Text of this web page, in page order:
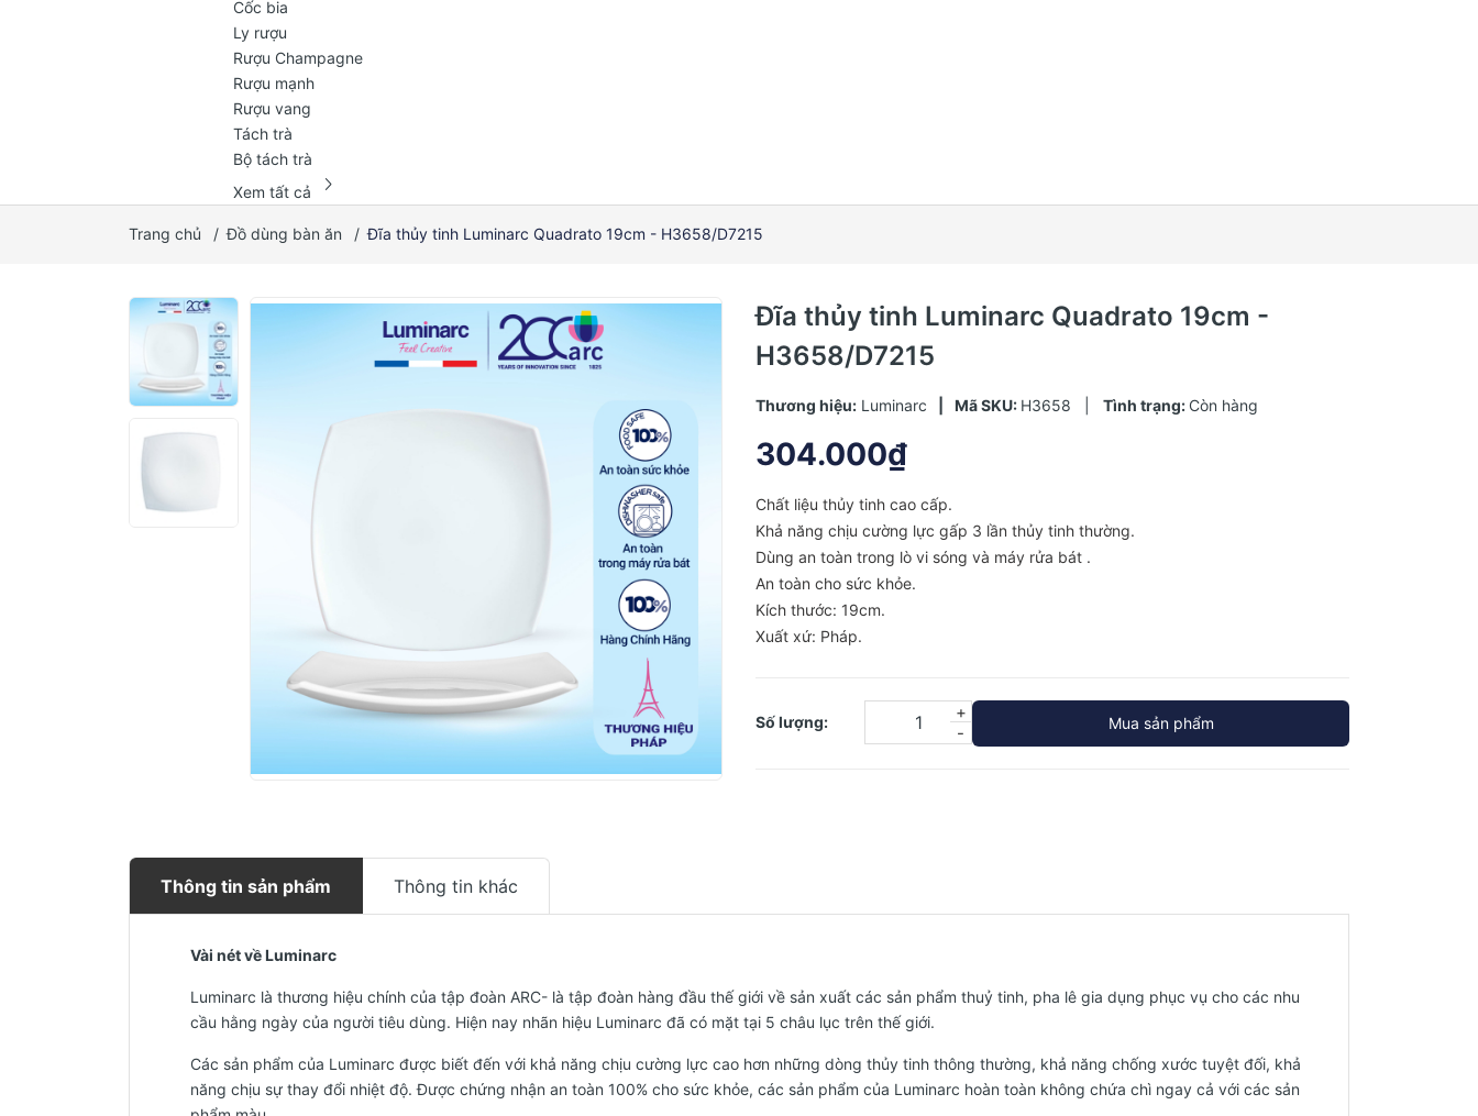
Cốc bia
Ly rượu
Rượu Champagne
Rượu mạnh
Rượu vang
Tách trà
Bộ tách trà
Xem tất cả
chevron_right
Trang chủ / Đồ dùng bàn ăn / Đĩa thủy tinh Luminarc Quadrato 19cm - H3658/D7215
Đĩa thủy tinh Luminarc Quadrato 19cm -
H3658/D7215
Thương hiệu: Luminarc Mã SKU: H3658 Tình trạng: Còn hàng
304.000₫
Chất liệu thủy tinh cao cấp.
Khả năng chịu cường lực gấp 3 lần thủy tinh thường.
Dùng an toàn trong lò vi sóng và máy rửa bát .
An toàn cho sức khỏe.
Kích thước: 19cm.
Xuất xứ: Pháp.
Số lượng:
-
+
Mua sản phẩm
Thông tin sản phẩm Thông tin khác
Vài nét về Luminarc
Luminarc là thương hiệu chính của tập đoàn ARC- là tập đoàn hàng đầu thế giới về sản xuất các sản phẩm thuỷ tinh, pha lê gia dụng phục vụ cho các nhu
cầu hằng ngày của người tiêu dùng. Hiện nay nhãn hiệu Luminarc đã có mặt tại 5 châu lục trên thế giới.
Các sản phẩm của Luminarc được biết đến với khả năng chịu cường lực cao hơn những dòng thủy tinh thông thường, khả năng chống xước tuyệt đối, khả
năng chịu sự thay đổi nhiệt độ. Được chứng nhận an toàn 100% cho sức khỏe, các sản phẩm của Luminarc hoàn toàn không chứa chì ngay cả với các sản